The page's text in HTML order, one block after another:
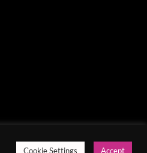
Cookie Settings Accept